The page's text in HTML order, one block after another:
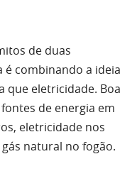
de duas
combinando a ideia
que eletricidade. Boa
de energia em
eletricidade nos
natural no fogão.